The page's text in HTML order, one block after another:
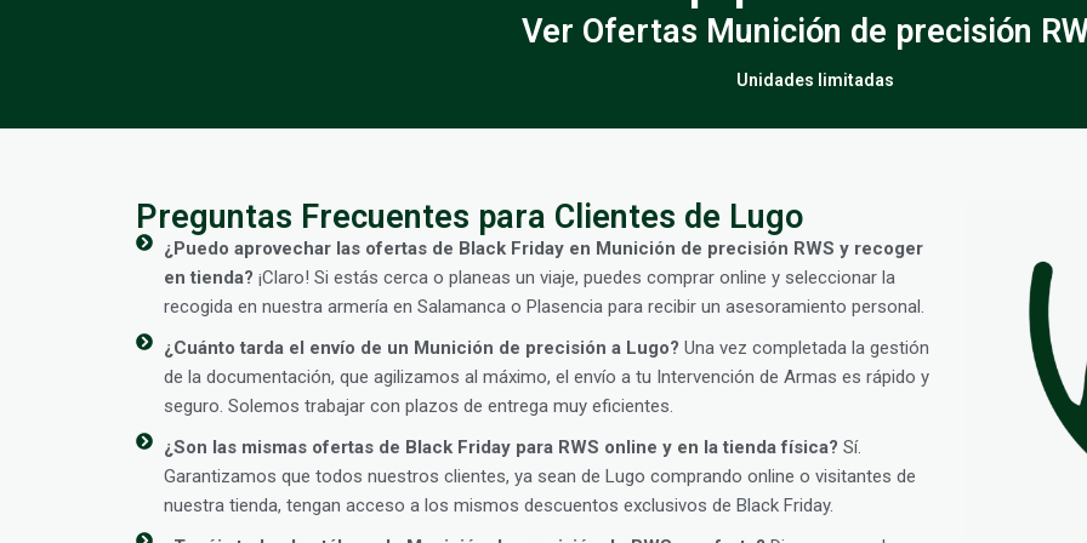
Ver Ofertas Munición de precisión
Unidades limitadas
Preguntas Frecuentes para Clientes de Lugo
¿Puedo aprovechar las ofertas de Black Friday en Munición de precisión RWS y recoger
en tienda? ¡Claro! Si estás cerca o planeas un viaje, puedes comprar online y seleccionar la
recogida en nuestra armería en Salamanca o Plasencia para recibir un asesoramiento personal.
¿Cuánto tarda el envío de un Munición de precisión a Lugo? Una vez completada la gestión
de la documentación, que agilizamos al máximo, el envío a tu Intervención de Armas es rápido y
seguro. Solemos trabajar con plazos de entrega muy eficientes.
¿Son las mismas ofertas de Black Friday para RWS online y en la tienda física? Sí.
Garantizamos que todos nuestros clientes, ya sean de Lugo comprando online o visitantes de
nuestra tienda, tengan acceso a los mismos descuentos exclusivos de Black Friday.